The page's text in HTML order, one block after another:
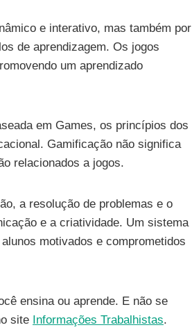
e interativo, mas também por
de aprendizagem. Os jogos
um aprendizado
em Games, os princípios dos
Gamificação não significa
relacionados a jogos.
a resolução de problemas e o
e a criatividade. Um sistema
motivados e comprometidos
ensina ou aprende. E não se
site Informações Trabalhistas.